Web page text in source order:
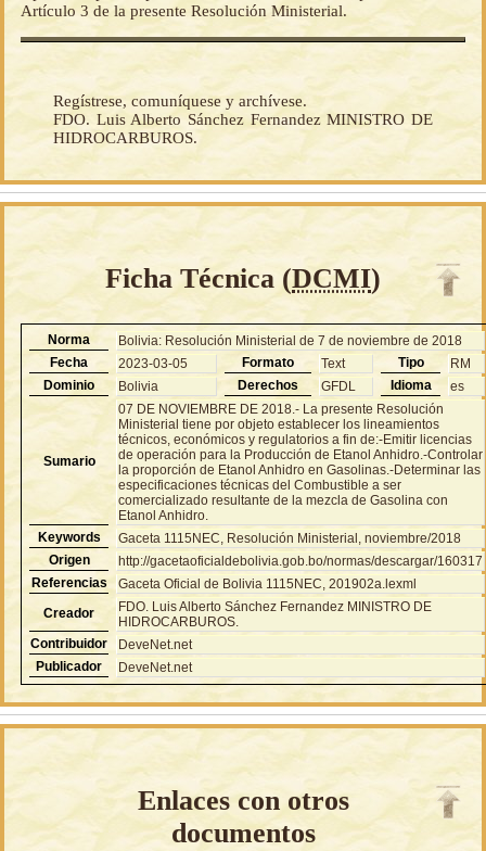
Artículo 3 de la presente Resolución Ministerial.
Regístrese, comuníquese y archívese.
FDO. Luis Alberto Sánchez Fernandez MINISTRO DE
HIDROCARBUROS.
Ficha Técnica (DCMI)
Norma
Bolivia: Resolución Ministerial de 7 de noviembre de 2018
Fecha
2023-03-05 Formato Text Tipo
RM
Dominio
Bolivia Derechos GFDL Idioma es
Sumario
07 DE NOVIEMBRE DE 2018.- La presente Resolución
Ministerial tiene por objeto establecer los lineamientos
técnicos, económicos y regulatorios a fin de:-Emitir licencias
de operación para la Producción de Etanol Anhidro.-Controlar
la proporción de Etanol Anhidro en Gasolinas.-Determinar las
especificaciones técnicas del Combustible a ser
comercializado resultante de la mezcla de Gasolina con
Etanol Anhidro.
Keywords
Gaceta 1115NEC, Resolución Ministerial, noviembre/2018
Origen
http://gacetaoficialdebolivia.gob.bo/normas/descargar/160317
Referencias
Gaceta Oficial de Bolivia 1115NEC, 201902a.lexml
Creador
FDO. Luis Alberto Sánchez Fernandez MINISTRO DE
HIDROCARBUROS.
Contribuidor
DeveNet.net
Publicador
DeveNet.net
Enlaces con otros
documentos